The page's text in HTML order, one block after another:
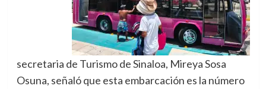
secretaria de Turismo de Sinaloa, Mireya Sosa
Osuna, señaló que esta embarcación es la número